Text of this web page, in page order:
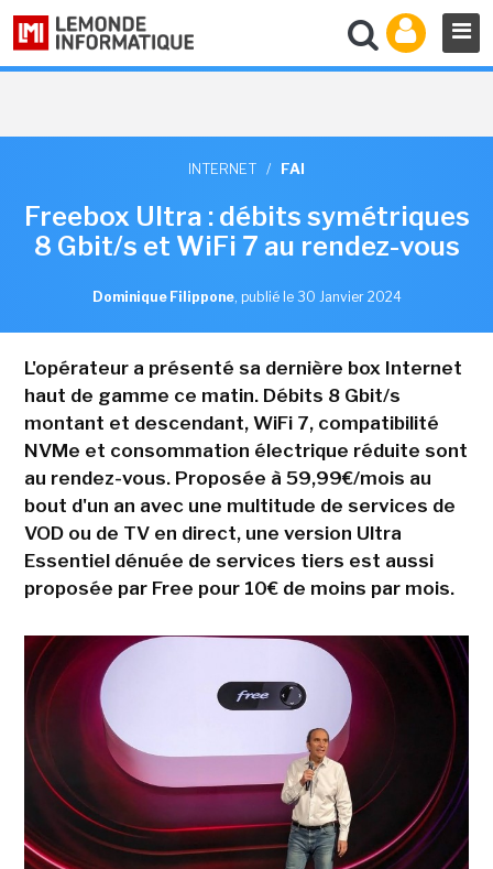
INTERNET / FAI
Freebox Ultra : débits symétriques
8 Gbit/s et WiFi 7 au rendez-vous
Dominique Filippone, publié le 30 Janvier 2024
L'opérateur a présenté sa dernière box Internet
haut de gamme ce matin. Débits 8 Gbit/s
montant et descendant, WiFi 7, compatibilité
NVMe et consommation électrique réduite sont
au rendez-vous. Proposée à 59,99€/mois au
bout d'un an avec une multitude de services de
VOD ou de TV en direct, une version Ultra
Essentiel dénuée de services tiers est aussi
proposée par Free pour 10€ de moins par mois.